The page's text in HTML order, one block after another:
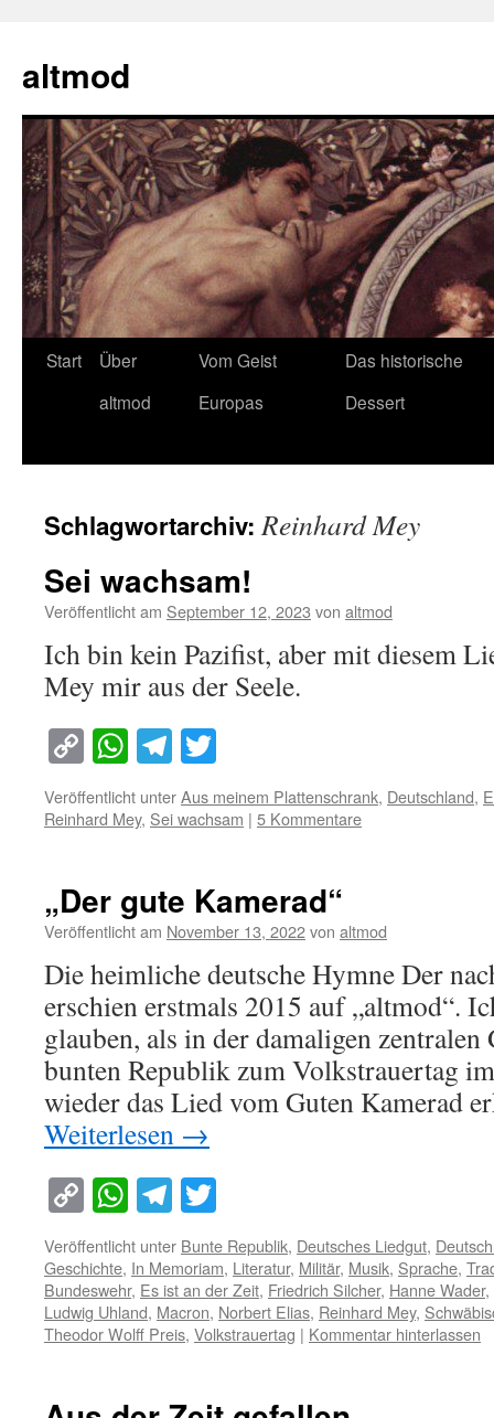
springen
altmod
Start
Über
altmod
Vom Geist
Europas
Das historische
Dessert
Schlagwortarchiv:Reinhard Mey
Sei wachsam!
Veröffentlicht am September 12, 2023 von altmod
Ich bin kein Pazifist, aber mit diesem
Mey mir aus der Seele.
Copy
Link
WhatsApp
Telegram
Veröffentlicht unterAus meinem Plattenschrank, Deutschland,
Reinhard Mey, Sei wachsam | 5 Kommentare
„Der gute Kamerad“
Veröffentlicht am November 13, 2022von altmod
Die heimliche deutsche Hymne Der
erschien erstmals 2015 auf „altmod“.
glauben, als in der damaligen zentralen
bunten Republik zum Volkstrauertag
wieder das Lied vom Guten Kamerad
Weiterlesen →
Copy
Link
WhatsApp
Telegram
Veröffentlicht unter Bunte Republik, Deutsches Liedgut,
Geschichte, In Memoriam, Literatur, Militär, Musik, Sprache,
Bundeswehr, Es ist an der Zeit, Friedrich Silcher, Hanne Wader,
Ludwig Uhland, Macron, Norbert Elias, Reinhard Mey,
Theodor Wolff Preis, Volkstrauertag | Kommentar hinterlassen